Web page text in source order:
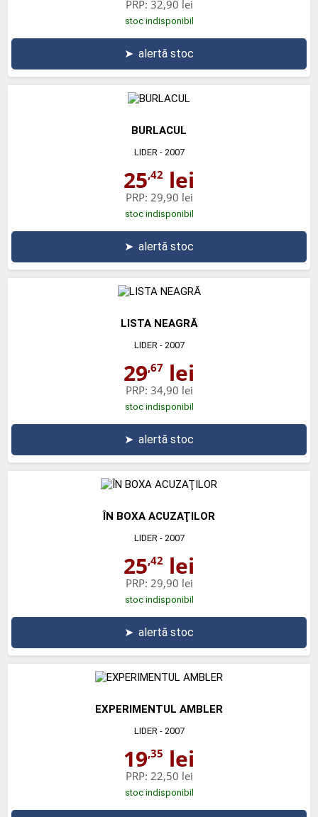
PRP: 32,90 lei
stoc indisponibil
➤ alertă stoc
BURLACUL
LIDER - 2007
25,42 lei
PRP: 29,90 lei
stoc indisponibil
➤ alertă stoc
LISTA NEAGRĂ
LIDER - 2007
29,67 lei
PRP: 34,90 lei
stoc indisponibil
➤ alertă stoc
ÎN BOXA ACUZAŢILOR
LIDER - 2007
25,42 lei
PRP: 29,90 lei
stoc indisponibil
➤ alertă stoc
EXPERIMENTUL AMBLER
LIDER - 2007
19,35 lei
PRP: 22,50 lei
stoc indisponibil